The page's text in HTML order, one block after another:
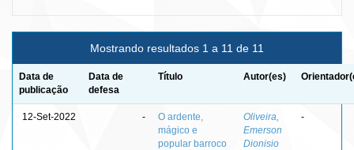
Mostrando resultados 1 a 11 de 11
Data de
publicação
Data de
defesa
Título Autor(es)
12-Set-2022 -
O ardente,
mágico e
popular barroco
Oliveira,
Emerson
Dionisio
-